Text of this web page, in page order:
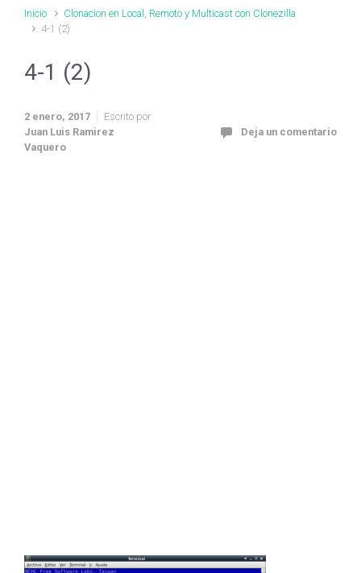
Inicio
Clonacion en Local, Remoto y Multicast con Clonezilla
4-1 (2)
4-1 (2)
2 enero, 2017
Escrito por
Juan Luis Ramirez
Vaquero
Deja un comentario